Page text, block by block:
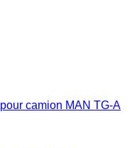
camion MAN TG-A